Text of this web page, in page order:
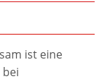
ist eine